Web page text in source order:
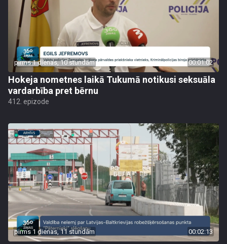
pirms 1 dienas, 10 stundām 00:01:02
Hokeja nometnes laikā Tukumā notikusi seksuāla
vardarbība pret bērnu
412. epizode
pirms 1 dienas, 11 stundām 00:02:13